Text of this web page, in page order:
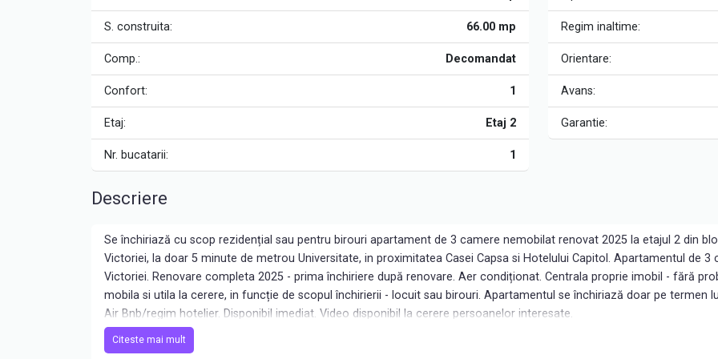
S. construita: 66.00 mp
Comp.: Decomandat
Confort: 1
Etaj: Etaj 2
Nr. bucatarii: 1
Regim inaltime:
Orientare:
Avans:
Garantie:
Descriere
Se închiriază cu scop rezidențial sau pentru birouri apartament de 3 camere nemobilat renovat 2025 la etajul 2 din
Victoriei, la doar 5 minute de metrou Universitate, in proximitatea Casei Capsa si Hotelului Capitol. Apartamentul de
Victoriei. Renovare completa 2025 - prima închiriere după renovare. Aer condiționat. Centrala proprie imobil - fără
mobila si utila la cerere, in funcție de scopul închirierii - locuit sau birouri. Apartamentul se închiriază doar pe termen
Air Bnb/regim hotelier. Disponibil imediat. Video disponibil la cerere persoanelor interesate.
Va așteptăm la vizionare, cheile sunt la agenție! Agent Exclusiv Diana Kioko
Citeste mai mult